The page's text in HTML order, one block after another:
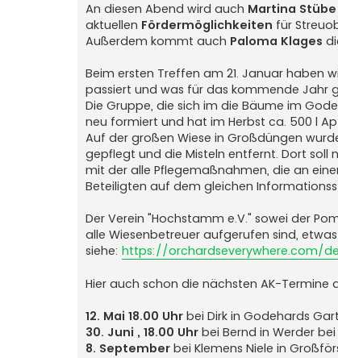
An diesen Abend wird auch Martina Stübe
aktuellen Fördermöglichkeiten für
Außerdem kommt auch Paloma Klages
Beim ersten Treffen am 21. Januar haben
passiert und was für das kommende Jahr
Die Gruppe, die sich im die Bäume im
neu formiert und hat im Herbst ca. 500 l
Auf der großen Wiese in Großdüngen
gepflegt und die Misteln entfernt. Dort soll
mit der alle Pflegemaßnahmen, die an
Beteiligten auf dem gleichen
Der Verein "Hochstamm e.V." sowei der
alle Wiesenbetreuer aufgerufen sind,
siehe: https://orchardseverywhere.com/
Hier auch schon die nächsten AK-
12. Mai 18.00 Uhr bei Dirk in Godehards
30. Juni , 18.00 Uhr bei Bernd in Werder
8. September bei Klemens Niele in